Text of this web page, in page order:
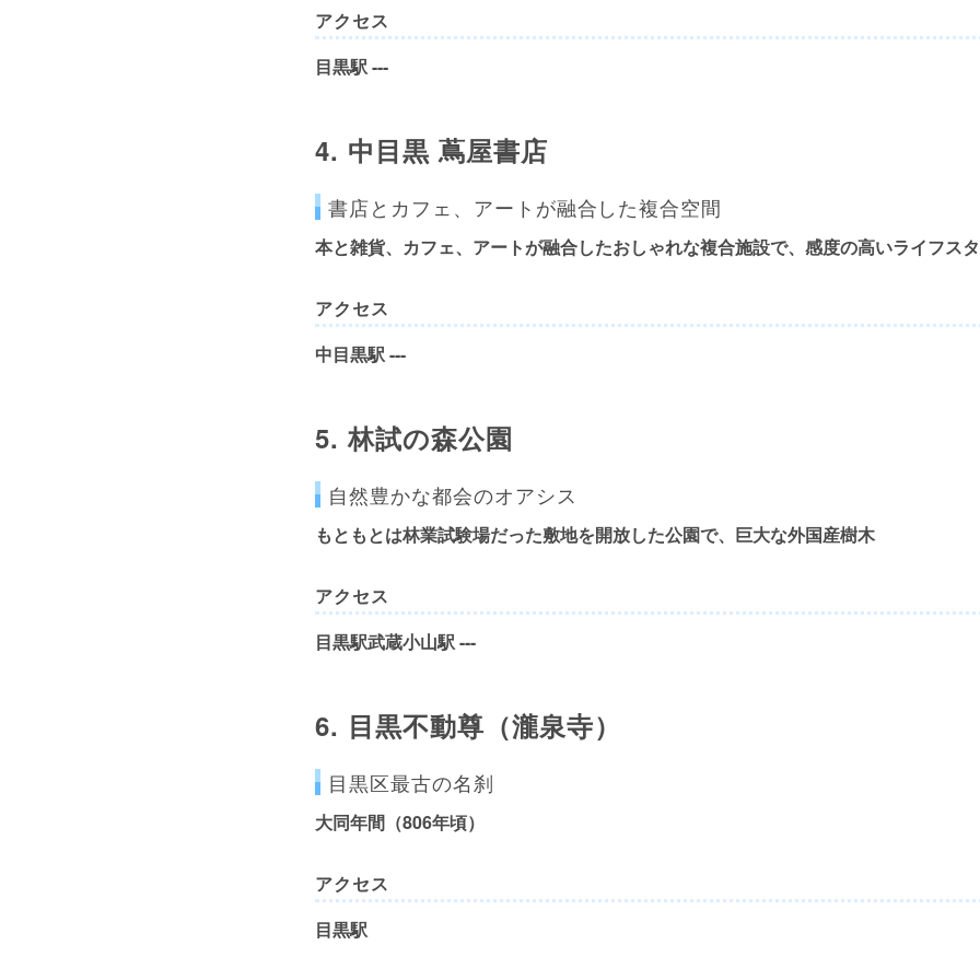
アクセス
目黒駅 ---
4. 中目黒 蔦屋書店
書店とカフェ、アートが融合した複合空間
本と雑貨、カフェ、アートが融合したおしゃれな複合施設で、 感度の高いライフス
アクセス
中目黒駅 ---
5.林試の森公園
自然豊かな都会のオアシス
もともとは林業試験場だった敷地を開放した公園で、 巨大な外国産樹木
アクセス
目黒駅武蔵小山駅 ---
6. 目黒不動尊（瀧泉寺）
目黒区最古の名刹
大同年間（806年頃）
アクセス
目黒駅